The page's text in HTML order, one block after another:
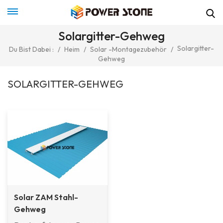
Solargitter-Gehweg
Du Bist Dabei : / Heim / Solar -Montagezubehör / Solargitter-
Gehweg
SOLARGITTER-GEHWEG
Solar ZAM Stahl-
Gehweg